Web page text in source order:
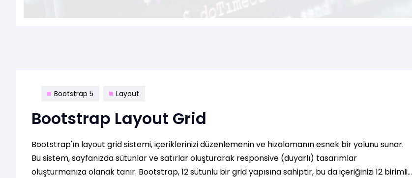
Bootstrap 5 Layout
Bootstrap Layout Grid
Bootstrap'ın layout grid sistemi, içeriklerinizi düzenlemenin ve hizalamanın esnek bir yolunu sunar.
Bu sistem, sayfanızda sütunlar ve satırlar oluşturarak responsive (duyarlı) tasarımlar
oluşturmanıza olanak tanır. Bootstrap, 12 sütunlu bir grid yapısına sahiptir, bu da içeriğinizi 12 birimlik